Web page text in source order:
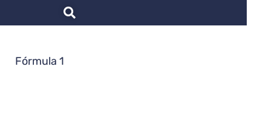
Fórmula 1